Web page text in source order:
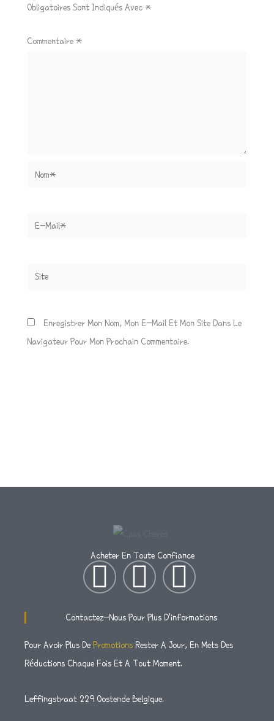
Obligatoires Sont Indiqués Avec *
Commentaire *
Nom*
E-
Site
Enregistrer Mon Nom, Mon E-Mail Et Mon Site Dans Le
Navigateur Pour Mon Prochain Commentaire.
Acheter En Toute Confiance
I
N
S
T
A
T
W
I
T
T
F
A
C
E
Contactez-Nous Pour Plus D'informations
Pour Avoir Plus De Promotions Rester A Jour, En Mets Des
Réductions Chaque Fois Et A Tout Moment.
Leffingstraat 229 Oostende Belgique.